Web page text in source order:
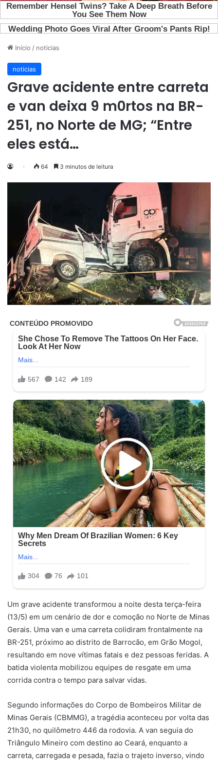
Início / noticias
noticias
Grave acidente entre carreta
e van deixa 9 m0rtos na BR-
251, no Norte de MG; “Entre
eles está…
64 3 minutos de leitura
Um grave acidente transformou a noite desta terça-feira
(13/5) em um cenário de dor e comoção no Norte de Minas
Gerais. Uma van e uma carreta colidiram frontalmente na
BR-251, próximo ao distrito de Barrocão, em Grão Mogol,
resultando em nove vítimas fatais e dez pessoas feridas. A
batida violenta mobilizou equipes de resgate em uma
corrida contra o tempo para salvar vidas.
Segundo informações do Corpo de Bombeiros Militar de
Minas Gerais (CBMMG), a tragédia aconteceu por volta das
21h30, no quilômetro 446 da rodovia. A van seguia do
Triângulo Mineiro com destino ao Ceará, enquanto a
carreta, carregada e pesada, fazia o trajeto inverso, vindo